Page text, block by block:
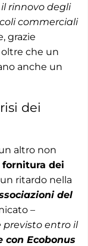
rinnovo degli
commerciali
grazie
oltre che un
anche un
dei
altro non
dei
ritardo nella
del
–
entro il
con Ecobonus